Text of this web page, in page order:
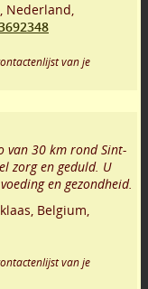
, Nederland,
van je
van 30 km rond Sint-
zorg en geduld. U
en gezondheid.
, Belgium,
van je